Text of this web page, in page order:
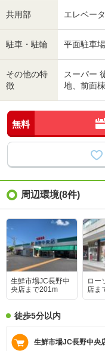
共用部 エレベー
駐車・駐輪 平面駐車
その他の特
徴
スーパー
地、前面
無料
周辺環境(8件)
生鮮市場JC長野中
央店まで201m
ロー
店ま
徒歩5分以内
生鮮市場JC長野中央